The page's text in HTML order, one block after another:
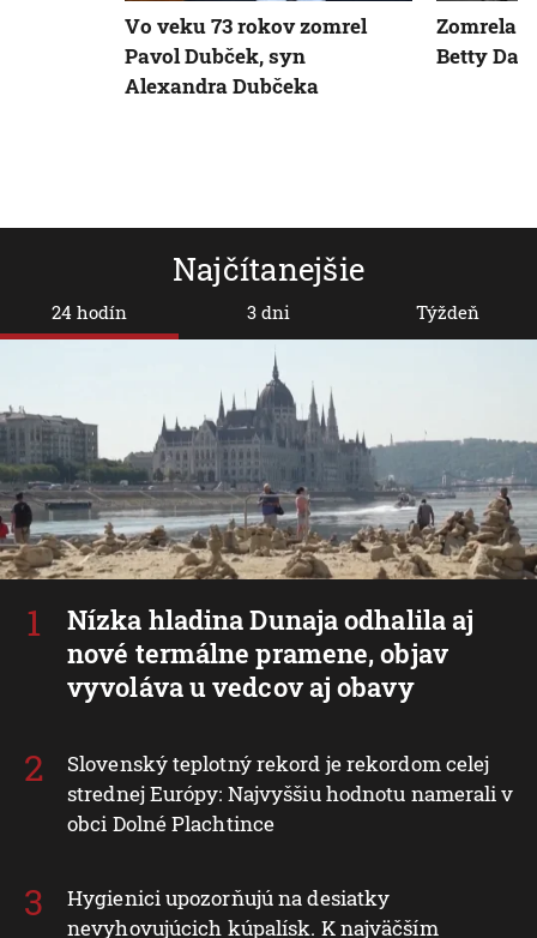
Najčítanejšie
24 hodín
Nízka hladina Dunaja odhalila aj
nové termálne pramene, objav
vyvoláva u vedcov aj obavy
Slovenský teplotný rekord je rekordom celej
strednej Európy: Najvyššiu hodnotu namerali v
obci Dolné Plachtince
Hygienici upozorňujú na desiatky
nevyhovujúcich kúpalísk. K najväčším
3 dni Týždeň
Vo veku 73 rokov zomrel
Pavol Dubček, syn
Alexandra Dubčeka
Zomrela
Betty